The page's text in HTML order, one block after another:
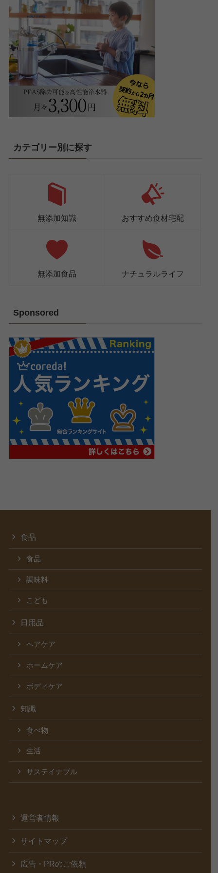
カテゴリー別に探す
無添加知識 おすすめ食材宅配
無添加食品 ナチュラルライフ
Sponsored
食品
食品
調味料
こども
日用品
ヘアケア
ホームケア
ボディケア
知識
食べ物
生活
サステイナブル
運営者情報
サイトマップ
広告・PRのご依頼